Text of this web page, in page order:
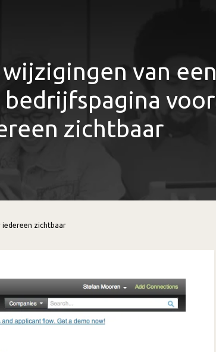
van een
bedrijfspagina voor
zichtbaar
iedereen zichtbaar